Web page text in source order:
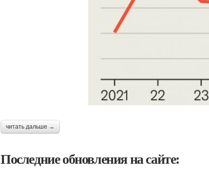
читать дальше →
Последние обновления на сайте: